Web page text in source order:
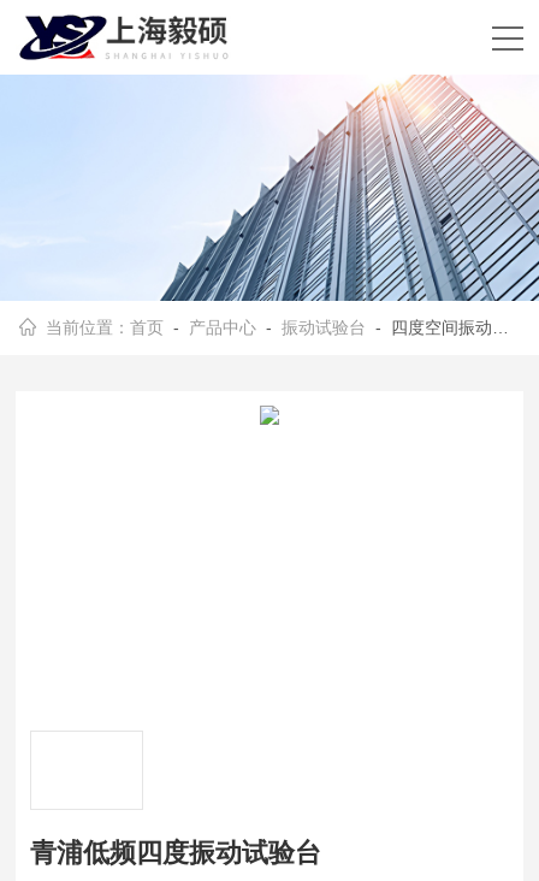
当前位置：首页 - 产品中心 -振动试验台 - 四度空间振动试验台
青浦低频四度振动试验台